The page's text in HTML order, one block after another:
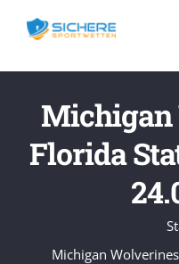
Inhalt
springen
Michigan
Florida
Michigan